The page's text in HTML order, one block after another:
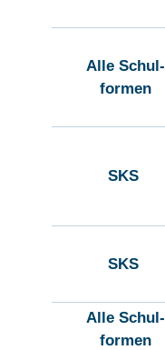
Alle Schul-
formen
SKS
SKS
Alle Schul-
formen